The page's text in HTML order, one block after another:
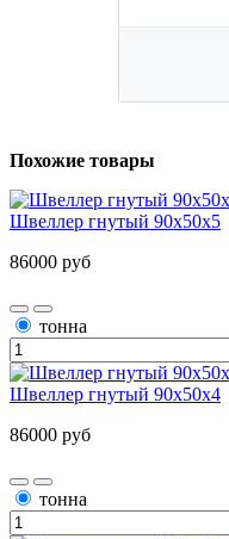
Похожие товары
Швеллер гнутый 90х50х5
86000 руб
тонна
Швеллер гнутый 90х50х4
86000 руб
тонна